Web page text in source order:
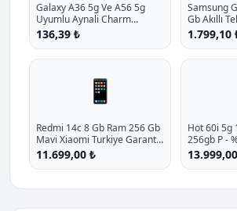
Galaxy A36 5g Ve A56 5g
Uyumlu Aynali Charm
Kelebek Oyuncakli Esnek
Silikon Kilif P - %10.9 İndirim
136,39 ₺
Samsung
Gb Akıllı
1.799,10
📱
Redmi 14c 8 Gb Ram 256 Gb
Mavi Xiaomi Turkiye Garantili
P - %10 İndirim
11.699,00 ₺
Hot 60i 5g
256gb P -